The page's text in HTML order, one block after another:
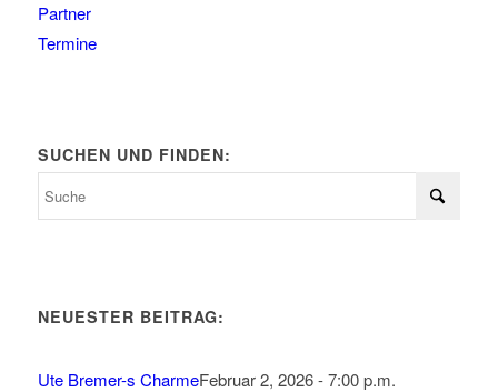
Partner
Termine
SUCHEN UND FINDEN:
NEUESTER BEITRAG:
Ute Bremer-s CharmeFebruar 2, 2026 - 7:00 p.m.